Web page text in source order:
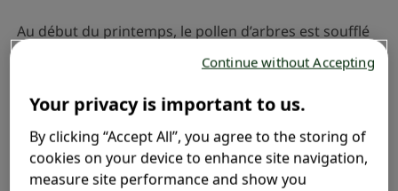
Au début du printemps, le pollen d’arbres est soufflé
partout. À la fin du printemps et au début de l’été,
c’est le pollen de plante herbacée ainsi que la rhinite
allergique saisonnière. Et à la fin de l’été et au début
de l’automne, c’est au tour du pollen de plante
nuisible. Mais tout dépend de votre emplacement, du
climat et de la verdure environnante. Dans les climats
tempérés, la pollinisation peut avoir lieu toute l’année.
Your privacy is important to us.
By clicking “Accept All”, you agree to the storing of
cookies on your device to enhance site navigation,
measure site performance and show you
Continue without Accepting